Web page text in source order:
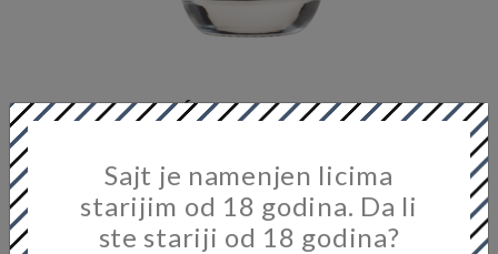
MLADENOVIĆ LJILJANA VILIJAMOVKA
Destilerija: Destilerija MLADENOVIĆ
2.900,00 RSD
Sajt je namenjen licima
starijim od 18 godina. Da li
ste stariji od 18 godina?